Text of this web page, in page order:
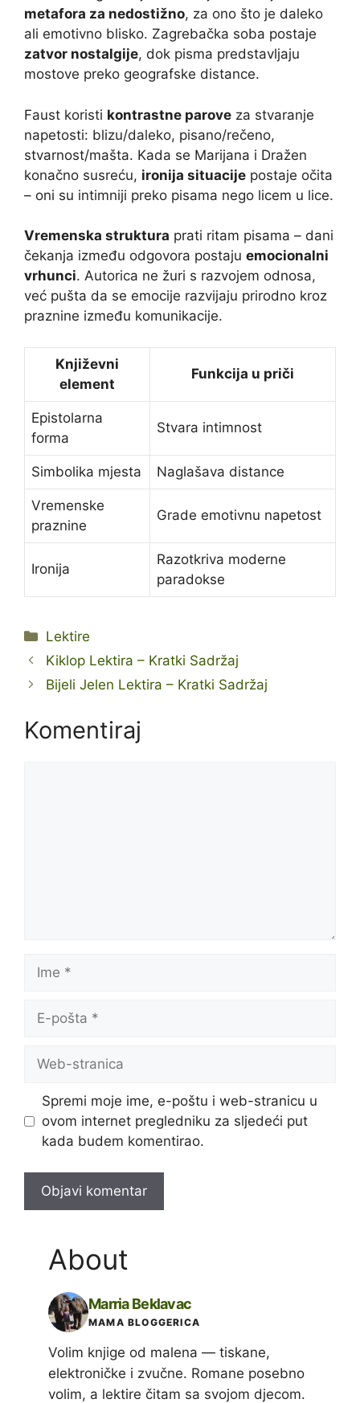
metafora za nedostižno, za ono što je daleko
ali emotivno blisko. Zagrebačka soba postaje
zatvor nostalgije, dok pisma predstavljaju
mostove preko geografske distance.
Faust koristi kontrastne parove za stvaranje
napetosti: blizu/daleko, pisano/rečeno,
stvarnost/mašta. Kada se Marijana i Dražen
konačno susreću, ironija situacije postaje očita
– oni su intimniji preko pisama nego licem u lice.
Vremenska struktura prati ritam pisama – dani
čekanja između odgovora postaju emocionalni
vrhunci. Autorica ne žuri s razvojem odnosa,
već pušta da se emocije razvijaju prirodno kroz
praznine između komunikacije.
Književni
element
Funkcija u priči
Epistolarna
forma
Stvara intimnost
Simbolika mjesta Naglašava distance
Vremenske
praznine
Grade emotivnu napetost
Ironija
Razotkriva moderne
paradokse
Kategorije
Lektire
Kiklop Lektira – Kratki Sadržaj
Bijeli Jelen Lektira – Kratki Sadržaj
Komentiraj
Ime
pošta
Web-
Spremi moje ime, e-poštu i web-stranicu u
ovom internet pregledniku za sljedeći put
kada budem komentirao.
About
Marria Beklavac
MAMA BLOGGERICA
Volim knjige od malena — tiskane,
elektroničke i zvučne. Romane posebno
volim, a lektire čitam sa svojom djecom.